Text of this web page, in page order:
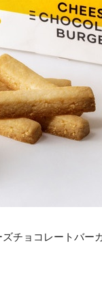
チョコレートバー